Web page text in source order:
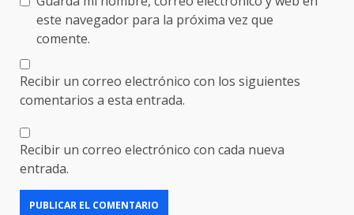
este navegador para la próxima vez que
comente.
Recibir un correo electrónico con los siguientes
comentarios a esta entrada.
Recibir un correo electrónico con cada nueva
entrada.